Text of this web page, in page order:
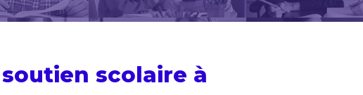
soutien scolaire à